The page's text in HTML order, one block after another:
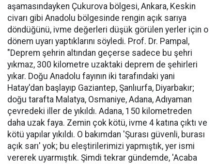
aşamasındayken Çukurova bölgesi, Ankara, Keskin
civarı gibi Anadolu bölgesinde rengin açık sarıya
döndüğünü, ivme değerleri düşük görülen yerler için o
dönem uyarı yaptıklarını söyledi. Prof. Dr. Pampal,
"Deprem şehrin altından geçerse sadece bu şehri
yıkmaz, 300 kilometre uzaktaki deprem de şehirleri
yıkar. Doğu Anadolu fayının iki tarafındaki yani
Hatay'dan başlayıp Gaziantep, Şanlıurfa, Diyarbakır;
doğu tarafta Malatya, Osmaniye, Adana, Adıyaman
çevredeki iller de yıkıldı. Adana, 150 kilometreden
daha uzak faya. Zemin çok kötü, ivme 4 katına çıktı ve
kötü yapılar yıkıldı. O bakımdan 'Şurası güvenli, burası
açık sarı' yok; bu eleştirilerimizi yapmıştık, yer ismi
vererek uyarmıştık. Şimdi tekrar gündemde, 'Acaba